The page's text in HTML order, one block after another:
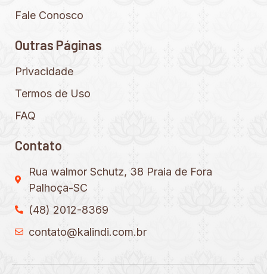
Fale Conosco
Outras Páginas
Privacidade
Termos de Uso
FAQ
Contato
Rua walmor Schutz, 38 Praia de Fora
Palhoça-SC
(48) 2012-8369
contato@kalindi.com.br